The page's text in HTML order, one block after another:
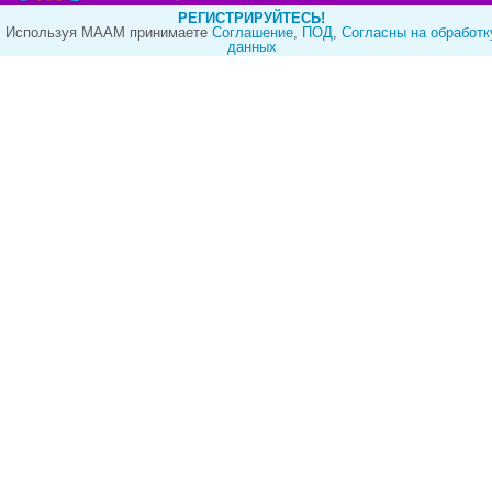
РЕГИСТРИРУЙТЕСЬ!
Используя МААМ принимаете Cоглашение, ПОД, Согласны на
данных